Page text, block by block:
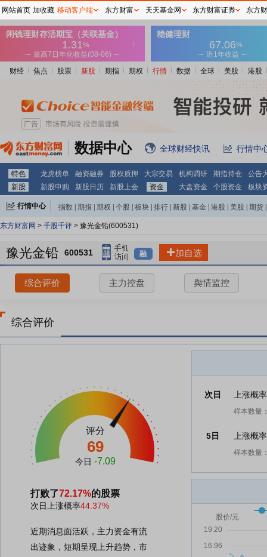
财经 焦点 股票 新股 期指 期权 行情 数据 全球 美股 港股
数据中心 全球财经快讯 行情中
特色 龙虎榜单 融资融券 股权质押 大宗交易 机构调研 期指持仓
公告
新股
新股申购 新股日历 新股上会 资金 大盘资金 个股资金 板块
行情中心 指数 期指 期权 个股 板块 排行 新股 基金 港股 美股 期货
东方财富网 > 千股千评 > 豫光金铅(600531)
豫光金铅 600531 融 加自选
综合评价 主力控盘 舆情监控
综合评价
评分
69
今日 -7.09
打败了72.17%的股票
次日上涨概率44.37%
近期消息面活跃，主力资金有流
出迹象，短期呈现上升趋势，市
次日 上涨概
样本数量
5日 上涨概
样本数量
网站首页 加收藏 移动客户端 东方财富 天天基金网 东方财富证券 东方